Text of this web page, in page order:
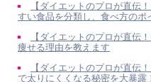
【ダイエットのプロが直伝
すい食品を分類し、食べ方の
【ダイエットのプロが直伝
痩せる理由を教えます
【ダイエットのプロが直伝
で太りにくくなる秘密を大暴露！